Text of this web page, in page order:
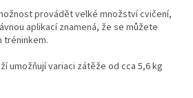
provádět velké množství cvičení,
aplikací znamená, že se můžete
tréninkem.
umožňují variaci zátěže od cca 5,6 kg